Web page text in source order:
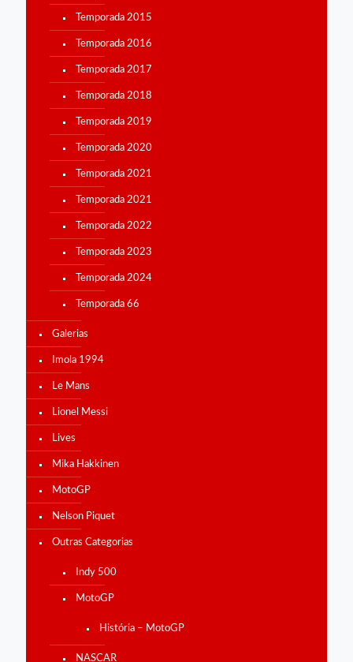
Temporada 2015
Temporada 2016
Temporada 2017
Temporada 2018
Temporada 2019
Temporada 2020
Temporada 2021
Temporada 2021
Temporada 2022
Temporada 2023
Temporada 2024
Temporada 66
Galerias
Imola 1994
Le Mans
Lionel Messi
Lives
Mika Hakkinen
MotoGP
Nelson Piquet
Outras Categorias
Indy 500
MotoGP
História – MotoGP
NASCAR